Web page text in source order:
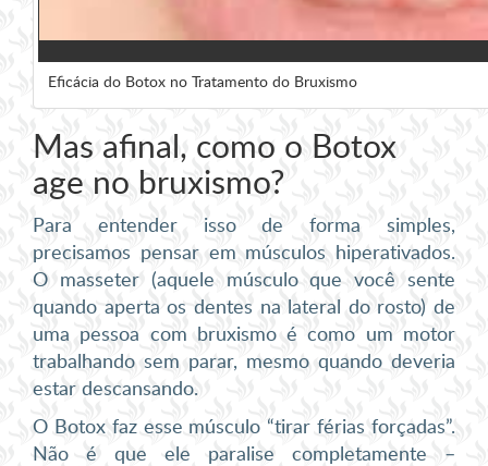
Eficácia do Botox no Tratamento do Bruxismo
Mas afinal, como o Botox
age no bruxismo?
Para entender isso de forma simples,
precisamos pensar em músculos hiperativados.
O masseter (aquele músculo que você sente
quando aperta os dentes na lateral do rosto) de
uma pessoa com bruxismo é como um motor
trabalhando sem parar, mesmo quando deveria
estar descansando.
O Botox faz esse músculo “tirar férias forçadas”.
Não é que ele paralise completamente –